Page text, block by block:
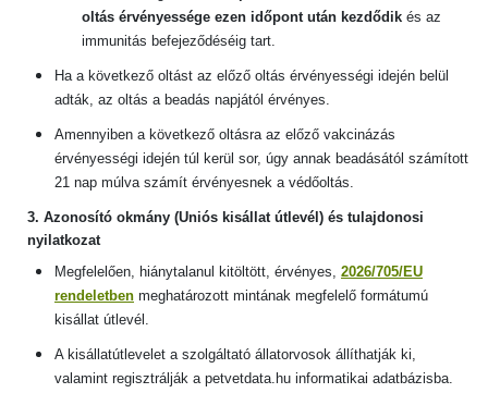
oltás érvényessége ezen időpont után kezdődik és az
immunitás befejeződéséig tart.
Ha a következő oltást az előző oltás érvényességi idején belül
adták, az oltás a beadás napjától érvényes.
Amennyiben a következő oltásra az előző vakcinázás
érvényességi idején túl kerül sor, úgy annak beadásától számított
21 nap múlva számít érvényesnek a védőoltás.
3. Azonosító okmány (Uniós kisállat útlevél) és tulajdonosi
nyilatkozat
Megfelelően, hiánytalanul kitöltött, érvényes, 2026/705/EU
rendeletben meghatározott mintának megfelelő formátumú
kisállat útlevél.
A kisállatútlevelet a szolgáltató állatorvosok állíthatják ki,
valamint regisztrálják a petvetdata.hu informatikai adatbázisba.